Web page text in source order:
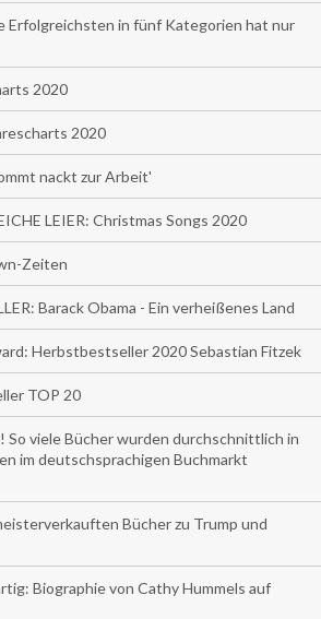
Erfolgreichsten in fünf Kategorien hat nur
2020
2020
nackt zur Arbeit'
LEIER: Christmas Songs 2020
Zeiten
Barack Obama - Ein verheißenes Land
Herbstbestseller 2020 Sebastian Fitzek
TOP 20
So viele Bücher wurden durchschnittlich in
im deutschsprachigen Buchmarkt
Bücher zu Trump und
Biographie von Cathy Hummels auf